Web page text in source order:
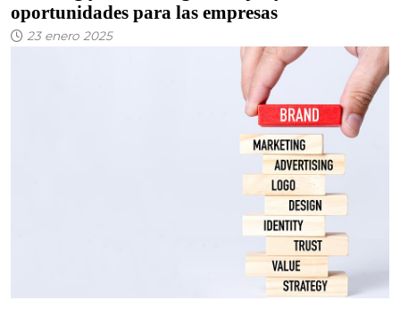
oportunidades para las empresas
23 enero 2025